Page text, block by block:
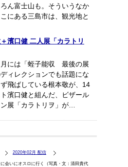
ん富士山も。そういうなか
にある三島市は、観光地と
濱口健 二人展「カラトリ
には「蛭子能収 最後の展
ィレクションでも話題にな
飛ばしている根本敬が、14
濱口健と組んだ、ビザール
展「カラトリヲ」が…
2020年02月 配信
会いにオスロに行く（写真・文：清田貴代